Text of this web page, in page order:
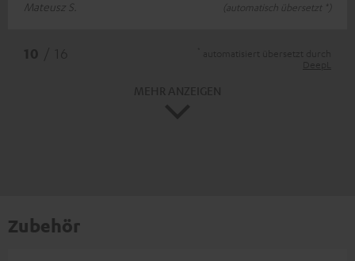
Mateusz S.
(automatisch übersetzt *)
Zubehör